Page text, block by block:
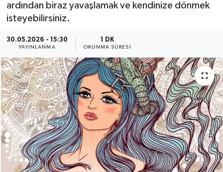
ardından biraz yavaşlamak ve kendinize dönmek
isteyebilirsiniz.
30.05.2026 - 15:30
YAYINLANMA
1 DK
OKUNMA SÜRESI
Spor
Dünya
Resmi Reklamlar
Son Dakika Haberleri
Haber Arşivi